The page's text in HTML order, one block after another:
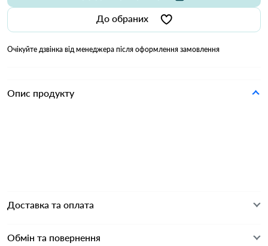
До обраних
Очікуйте дзвінка від менеджера після оформлення замовлення
Опис продукту
Доставка та оплата
Обмін та повернення